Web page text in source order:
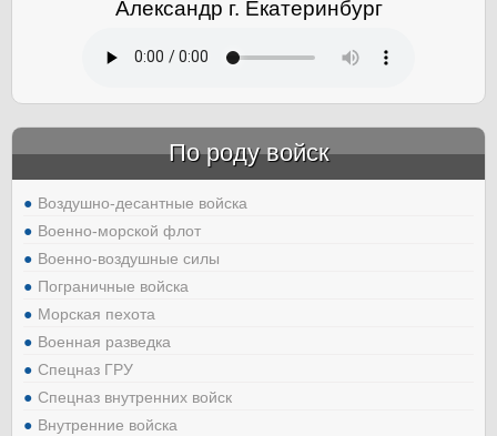
Александр г. Екатеринбург
По роду войск
Воздушно-десантные войска
Военно-морской флот
Военно-воздушные силы
Пограничные войска
Морская пехота
Военная разведка
Спецназ ГРУ
Спецназ внутренних войск
Внутренние войска